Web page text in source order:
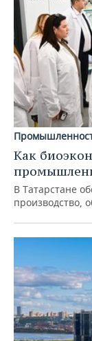
Как
В Татарстане
производство,